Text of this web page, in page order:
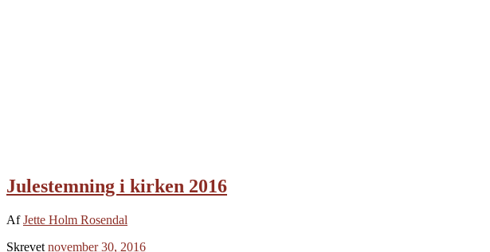
Julestemning i kirken 2016
AfJette Holm Rosendal
Skrevet november 30, 2016